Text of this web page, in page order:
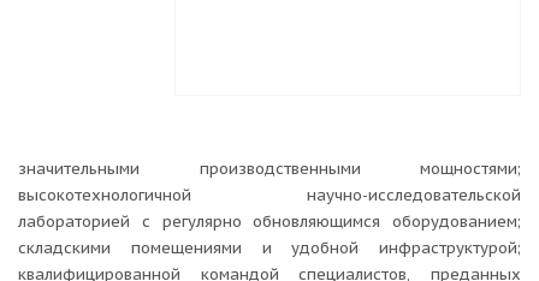
значительными производственными мощностями;
высокотехнологичной научно-исследовательской
лабораторией с регулярно обновляющимся оборудованием;
складскими помещениями и удобной инфраструктурой;
квалифицированной командой специалистов, преданных